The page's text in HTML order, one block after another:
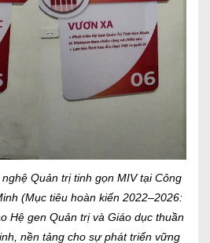
Quản trị tinh gọn MIV tại Công
(Mục tiêu hoàn kiến 2022–2026:
Hệ gen Quản trị và Giáo dục thuần
nền tảng cho sự phát triển vững